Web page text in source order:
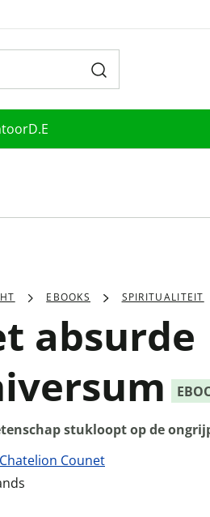
D.E
EBOOKS SPIRITUALITEIT
absurde
stukloopt op de
Counet